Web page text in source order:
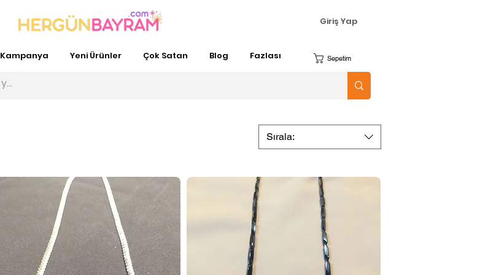
Giriş Yap
Kampanya Yeni Ürünler Çok Satan Blog Fazlası Sepetim
Sırala: